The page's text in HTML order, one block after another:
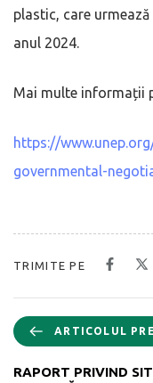
plastic, care
anul 2024.
Mai multe informații
https://
governmental-
TRIMITE PE
ARTICOLUL
RAPORT PRIVIND